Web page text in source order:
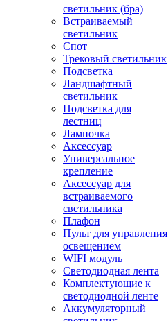
светильник (бра)
Встраиваемый
светильник
Спот
Трековый светильник
Подсветка
Ландшафтный
светильник
Подсветка для
лестниц
Лампочка
Аксессуар
Универсальное
крепление
Аксессуар для
встраиваемого
светильника
Плафон
Пульт для управления
освещением
WIFI модуль
Светодиодная лента
Комплектующие к
светодиодной ленте
Аккумуляторный